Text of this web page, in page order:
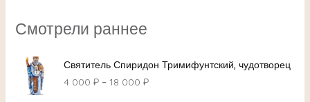
Смотрели раннее
Святитель Спиридон Тримифунтский, чудотворец
4 000 ₽– 18 000 ₽